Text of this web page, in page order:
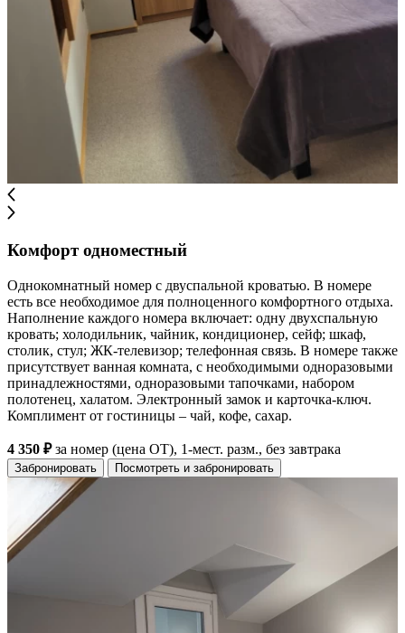
Комфорт одноместный
Однокомнатный номер с двуспальной кроватью. В номере
есть все необходимое для полноценного комфортного отдыха.
Наполнение каждого номера включает: одну двухспальную
кровать; холодильник, чайник, кондиционер, сейф; шкаф,
столик, стул; ЖК-телевизор; телефонная связь. В номере также
присутствует ванная комната, с необходимыми одноразовыми
принадлежностями, одноразовыми тапочками, набором
полотенец, халатом. Электронный замок и карточка-ключ.
Комплимент от гостиницы – чай, кофе, сахар.
4 350 ₽за номер (цена ОТ), 1-мест. разм., без завтрака
Забронировать Посмотреть и забронировать